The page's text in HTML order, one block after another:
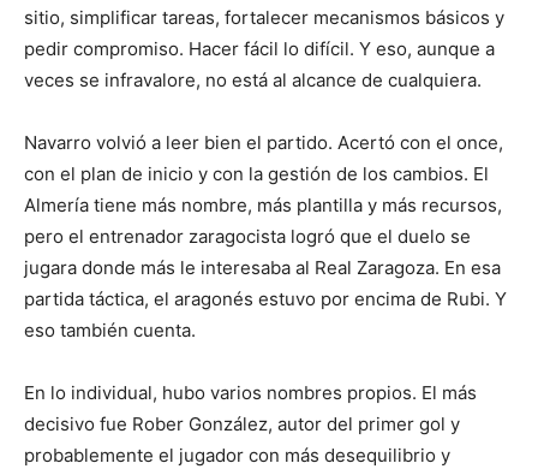
sitio, simplificar tareas, fortalecer mecanismos básicos y
pedir compromiso. Hacer fácil lo difícil. Y eso, aunque a
veces se infravalore, no está al alcance de cualquiera.
Navarro volvió a leer bien el partido. Acertó con el once,
con el plan de inicio y con la gestión de los cambios. El
Almería tiene más nombre, más plantilla y más recursos,
pero el entrenador zaragocista logró que el duelo se
jugara donde más le interesaba al Real Zaragoza. En esa
partida táctica, el aragonés estuvo por encima de Rubi. Y
eso también cuenta.
En lo individual, hubo varios nombres propios. El más
decisivo fue Rober González, autor del primer gol y
probablemente el jugador con más desequilibrio y